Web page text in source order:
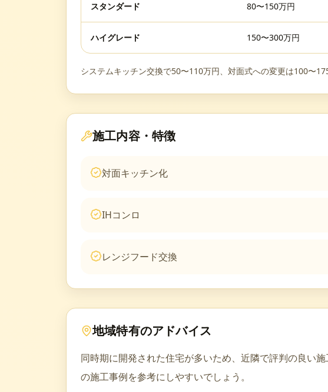
スタンダード 80〜150万円
ハイグレード 150〜300万円
システムキッチン交換で50〜110万円、対面式への変更は100〜
施工内容・特徴
対面キッチン化
IHコンロ
レンジフード交換
地域特有のアドバイス
同時期に開発された住宅が多いため、近隣で評判の良い
の施工事例を参考にしやすいでしょう。